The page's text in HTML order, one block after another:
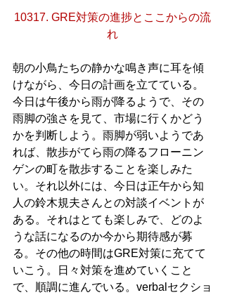
10317. GRE対策の進捗とここからの流
れ
朝の小鳥たちの静かな鳴き声に耳を傾
けながら、今日の計画を立てている。
今日は午後から雨が降るようで、その
雨脚の強さを見て、市場に行くかどう
かを判断しよう。雨脚が弱いようであ
れば、散歩がてら雨の降るフローニン
ゲンの町を散歩することを楽しみた
い。それ以外には、今日は正午から知
人の鈴木規夫さんとの対談イベントが
ある。それはとても楽しみで、どのよ
うな話になるのか今から期待感が募
る。その他の時間はGRE対策に充てて
いこう。日々対策を進めていくこと
で、順調に進んでいる。verbalセクショ